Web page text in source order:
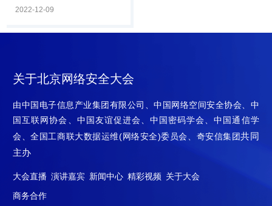
12月8日，由中国计算机学
业委员会、奇安信集团承办
CCF计算机安全专委会荣誉
主任，公安部第一研究所、
第三研究所原所长严明主
持，邀请政府主管单位、科
研院所、安全厂商、企业安
全主管等嘉宾出席，围绕“开
拓数据安全从体系化框架到
据安全现阶段的问题.
2022-12-09
关于北京网络安全大会
由中国电子信息产业集团有限公司、中国网络空间安全协会、中
国互联网协会、中国友谊促进会、中国密码学会、中国通信学
会、全国工商联大数据运维(网络安全)委员会、奇安信集团共同
主办
大会直播 演讲嘉宾 新闻中心 精彩视频 关于大会
商务合作